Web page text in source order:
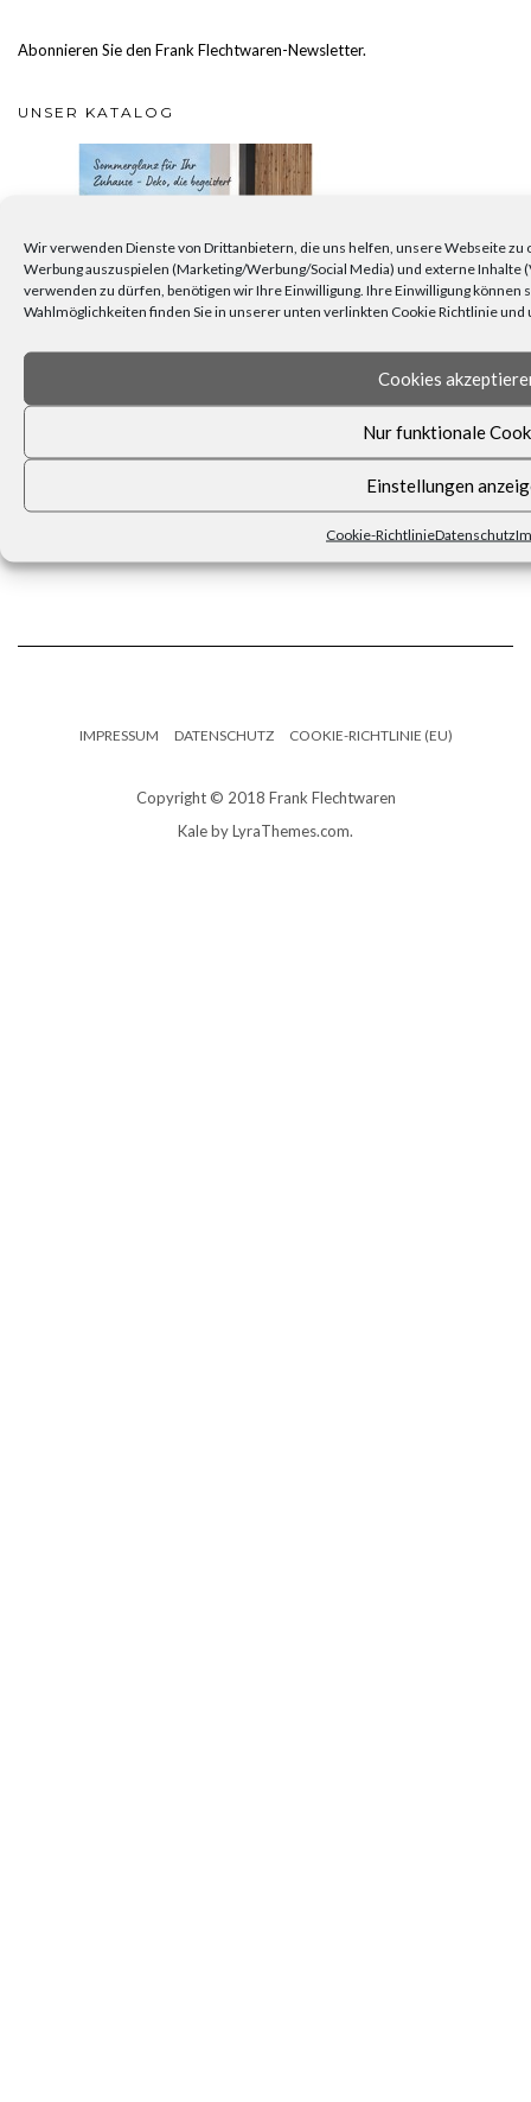
Wir verwenden Dienste von Drittanbietern, die uns helfen, unsere Webseite
Werbung auszuspielen (Marketing/Werbung/Social Media) und externe
verwenden zu dürfen, benötigen wir Ihre Einwilligung. Ihre Einwilligung
Wahlmöglichkeiten finden Sie in unserer unten verlinkten Cookie Richtlinie
Cookies
Nur funktionale
Einstellungen
Cookie-RichtlinieDatenschutz
Abonnieren Sie den Frank Flechtwaren-Newsletter.
UNSER KATALOG
IMPRESSUM DATENSCHUTZ COOKIE-RICHTLINIE (EU)
Copyright © 2018 Frank Flechtwaren
Kaleby LyraThemes.com.